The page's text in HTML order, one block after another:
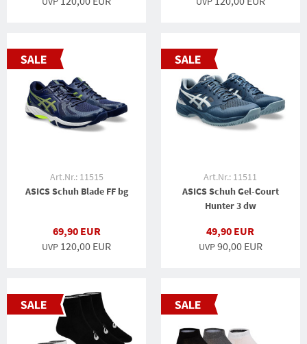
Art.Nr.: 11515
ASICS Schuh Blade FF bg
69,90 EUR
UVP 120,00 EUR
Art.Nr.: 11511
ASICS Schuh Gel-Court
Hunter 3 dw
49,90 EUR
UVP90,00 EUR